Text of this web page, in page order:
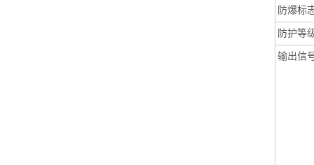
防爆标
防护等
输出信